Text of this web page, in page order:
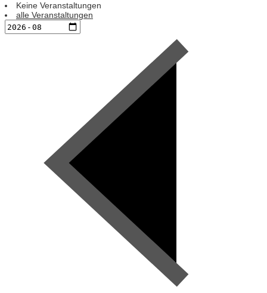
Keine Veranstaltungen
alle Veranstaltungen